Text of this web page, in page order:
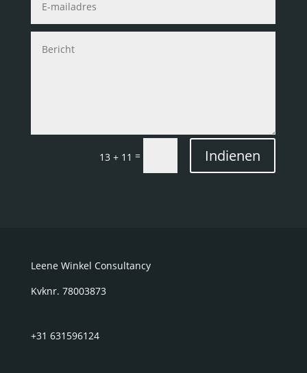
13 + 11 = Indienen
Leene Winkel Consultancy
Kvknr. 78003873
+31 631596124